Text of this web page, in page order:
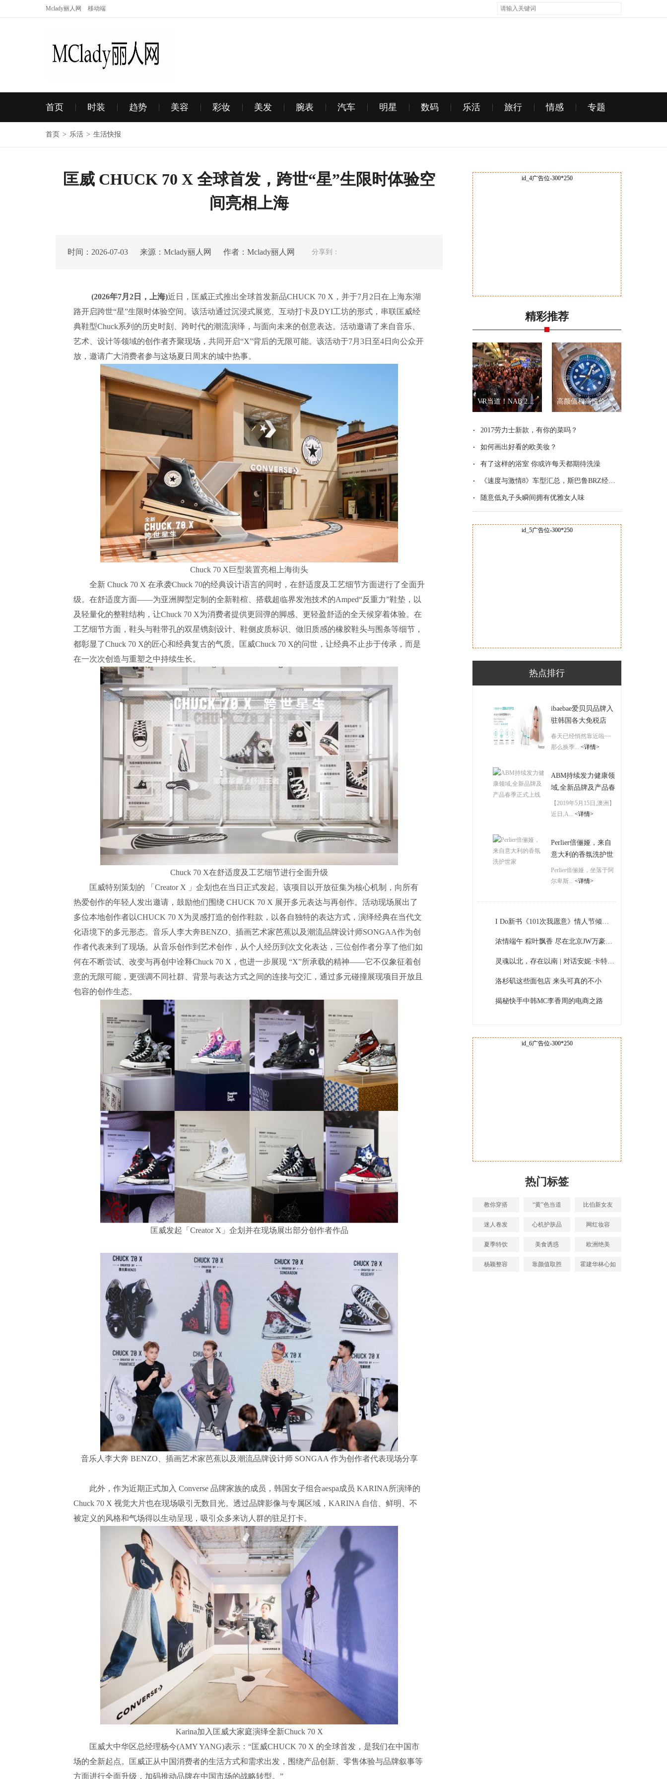
Mclady丽人网 移动端
首页 时装 趋势 美容 彩妆 美发 腕表 汽车 明星 数码 乐活 旅行 情感 专题
首页 > 乐活 > 生活快报
匡威 CHUCK 70 X 全球首发，跨世“星”生限时体验空
间亮相上海
时间：2026-07-03 来源：Mclady丽人网 作者：Mclady丽人网 分享到：
(2026年7月2日，上海)近日，匡威正式推出全球首发新品CHUCK 70 X，并于7月2日在上海东湖
路开启跨世“星”生限时体验空间。该活动通过沉浸式展览、互动打卡及DYI工坊的形式，串联匡威经
典鞋型Chuck系列的历史时刻、跨时代的潮流演绎，与面向未来的创意表达。活动邀请了来自音乐、
艺术、设计等领域的创作者齐聚现场，共同开启“X”背后的无限可能。该活动于7月3日至4日向公众开
放，邀请广大消费者参与这场夏日周末的城中热事。
Chuck 70 X巨型装置亮相上海街头
全新 Chuck 70 X 在承袭Chuck 70的经典设计语言的同时，在舒适度及工艺细节方面进行了全面升
级。在舒适度方面——为亚洲脚型定制的全新鞋楦、搭载超临界发泡技术的Amped“反重力”鞋垫，以
及轻量化的整鞋结构，让Chuck 70 X为消费者提供更回弹的脚感、更轻盈舒适的全天候穿着体验。在
工艺细节方面，鞋头与鞋带孔的双星镌刻设计、鞋侧皮质标识、做旧质感的橡胶鞋头与围条等细节，
都彰显了Chuck 70 X的匠心和经典复古的气质。匡威Chuck 70 X的问世，让经典不止步于传承，而是
在一次次创造与重塑之中持续生长。
Chuck 70 X在舒适度及工艺细节进行全面升级
匡威特别策划的 「Creator X 」企划也在当日正式发起。该项目以开放征集为核心机制，向所有
热爱创作的年轻人发出邀请，鼓励他们围绕 CHUCK 70 X 展开多元表达与再创作。活动现场展出了
多位本地创作者以CHUCK 70 X为灵感打造的创作鞋款，以各自独特的表达方式，演绎经典在当代文
化语境下的多元形态。音乐人李大奔BENZO、插画艺术家芭蕉以及潮流品牌设计师SONGAA作为创
作者代表来到了现场。从音乐创作到艺术创作，从个人经历到次文化表达，三位创作者分享了他们如
何在不断尝试、改变与再创中诠释Chuck 70 X，也进一步展现 “X”所承载的精神——它不仅象征着创
意的无限可能，更强调不同社群、背景与表达方式之间的连接与交汇，通过多元碰撞展现项目开放且
包容的创作生态。
匡威发起「Creator X」企划并在现场展出部分创作者作品
音乐人李大奔 BENZO、插画艺术家芭蕉以及潮流品牌设计师 SONGAA 作为创作者代表现场分享
此外，作为近期正式加入 Converse 品牌家族的成员，韩国女子组合aespa成员 KARINA所演绎的
Chuck 70 X 视觉大片也在现场吸引无数目光。透过品牌影像与专属区域，KARINA 自信、鲜明、不
被定义的风格和气场得以生动呈现，吸引众多来访人群的驻足打卡。
Karina加入匡威大家庭演绎全新Chuck 70 X
匡威大中华区总经理杨今(AMY YANG)表示：“匡威CHUCK 70 X 的全球首发，是我们在中国市
场的全新起点。匡威正从中国消费者的生活方式和需求出发，围绕产品创新、零售体验与品牌叙事等
方面进行全面升级，加码推动品牌在中国市场的战略转型。”
id_4广告位-300*250
精彩推荐
VR当道！NAB 2017展会全景拍摄新品一览 高颜值和高性价比？就是精工“乌龟”和“武士”
2017劳力士新款，有你的菜吗？
如何画出好看的欧美妆？
有了这样的浴室 你或许每天都期待洗澡
《速度与激情8》车型汇总，斯巴鲁BRZ经典改
随意低丸子头瞬间拥有优雅女人味
id_5广告位-300*250
热点排行
ibaebae爱贝贝品牌入
驻韩国各大免税店
春天已经悄然靠近啦~~
那么换季... <详情>
ABM持续发力健康领
域,全新品牌及产品春
季正式上线
【2019年5月15日,澳洲】
近日,A... <详情>
Perlier倍俪娅，来自
意大利的香氛洗护世
家
Perlier倍俪娅，坐落于阿
尔卑斯... <详情>
I Do新书《101次我愿意》情人节倾情呈现 温暖你、唤醒爱！
浓情端午 粽叶飘香 尽在北京JW万豪酒店
灵魂以北，存在以南 | 对话安妮·卡特琳·森斯塔Anne Katrine Senstad
洛杉矶这些面包店 来头可真的不小
揭秘快手中韩MC李香周的电商之路
id_6广告位-300*250
热门标签
教你穿搭 “黄”色当道 比伯新女友
迷人卷发 心机护肤品 网红妆容
夏季特饮 美食诱惑 欧洲绝美
杨颖整容 靠颜值取胜 霍建华林心如